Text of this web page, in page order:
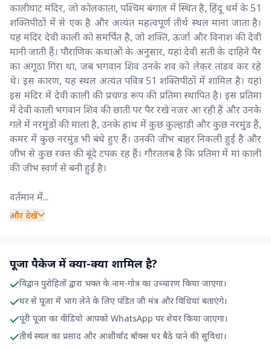
कालीघाट मंदिर, जो कोलकाता, पश्चिम बंगाल में स्थित है, हिंदू धर्म के 51
शक्तिपीठों में से एक है और अत्यंत महत्वपूर्ण तीर्थ स्थल माना जाता है।
यह मंदिर देवी काली को समर्पित है, जो शक्ति, ऊर्जा और विनाश की देवी
मानी जाती हैं। पौराणिक कथाओं के अनुसार, यहां देवी सती के दाहिने पैर
का अंगूठा गिरा था, जब भगवान शिव उनके शव को लेकर तांडव कर रहे
थे। इस कारण, यह स्थल अत्यंत पवित्र 51 शक्तिपीठों में शामिल है। यहां
इस मंदिर में देवी काली की प्रचण्ड रूप की प्रतिमा स्थापित है। इस प्रतिमा
में देवी काली भगवान शिव की छाती पर पैर रखे नजर आ रही हैं और उनके
गले में नरमुंडों की माला है, उनके हाथ में कुछ कुल्हाड़ी और कुछ नरमुंड हैं,
कमर में कुछ नरमुंड भी बंधे हुए हैं। उनकी जीभ बाहर निकली हुई है और
जीभ से कुछ रक्त की बूंदे टपक रह हैं। गौरतलब है कि प्रतिमा में मां काली
की जीभ स्वर्ण से बनी हुई है।
वर्तमान में...
और देखें
पूजा पैकेज में क्या-क्या शामिल है?
विद्वान पुरोहितों द्वारा भक्त के नाम-गोत्र का उच्चारण किया जाएगा।
घर से पूजा में भाग लेने के लिए पंडित जी मंत्र और विधियां बताएंगे।
पूरी पूजा का वीडियो आपको WhatsApp पर शेयर किया जाएगा।
तीर्थ स्थल का प्रसाद और आशीर्वाद बॉक्स घर बैठे पाने की सुविधा।